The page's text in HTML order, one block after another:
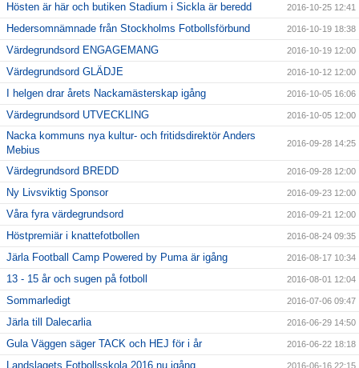
Hösten är här och butiken Stadium i Sickla är beredd 2016-10-25 12:41
Hedersomnämnade från Stockholms Fotbollsförbund 2016-10-19 18:38
Värdegrundsord ENGAGEMANG 2016-10-19 12:00
Värdegrundsord GLÄDJE 2016-10-12 12:00
I helgen drar årets Nackamästerskap igång 2016-10-05 16:06
Värdegrundsord UTVECKLING 2016-10-05 12:00
Nacka kommuns nya kultur- och fritidsdirektör Anders
Mebius
2016-09-28 14:25
Värdegrundsord BREDD 2016-09-28 12:00
Ny Livsviktig Sponsor 2016-09-23 12:00
Våra fyra värdegrundsord 2016-09-21 12:00
Höstpremiär i knattefotbollen 2016-08-24 09:35
Järla Football Camp Powered by Puma är igång 2016-08-17 10:34
13 - 15 år och sugen på fotboll 2016-08-01 12:04
Sommarledigt 2016-07-06 09:47
Järla till Dalecarlia 2016-06-29 14:50
Gula Väggen säger TACK och HEJ för i år 2016-06-22 18:18
Landslagets Fotbollsskola 2016 nu igång 2016-06-16 22:15